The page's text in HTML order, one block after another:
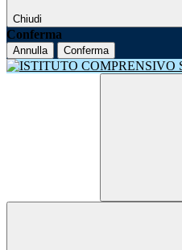
Chiudi
Conferma
Annulla Conferma